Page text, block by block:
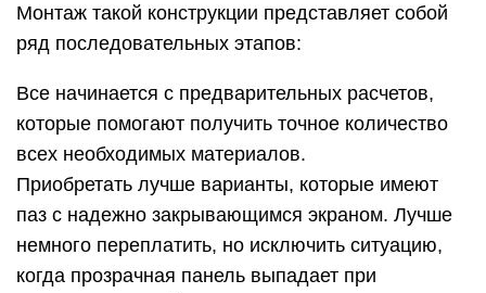
Монтаж такой конструкции представляет собой
ряд последовательных этапов:
Все начинается с предварительных расчетов,
которые помогают получить точное количество
всех необходимых материалов.
Приобретать лучше варианты, которые имеют
паз с надежно закрывающимся экраном. Лучше
немного переплатить, но исключить ситуацию,
когда прозрачная панель выпадает при